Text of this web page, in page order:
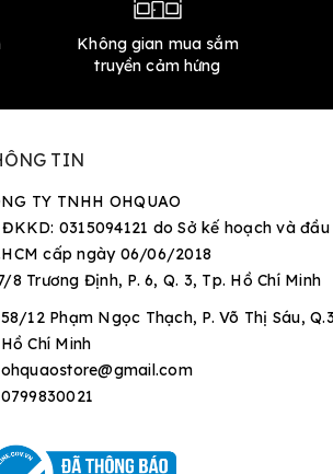
Không gian mua sắm
truyền cảm hứng
TIN
TY TNHH OHQUAO
ĐKKD: 0315094121 do Sở kế hoạch và
cấp ngày 06/06/2018
8 Trương Định, P. 6, Q. 3, Tp. Hồ Chí Minh
58/12 Phạm Ngọc Thạch, P. Võ Thị Sáu,
Hồ Chí Minh
ohquaostore@gmail.com
0799830021